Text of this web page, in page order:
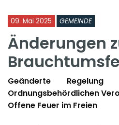
09. Mai 2025 GEMEINDE
Änderungen
Geänderte
Ordnungsbehördlichen
Offene Feuer im Freien